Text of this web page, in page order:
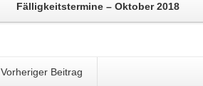
Fälligkeitstermine – Oktober 2018
Vorheriger Beitrag